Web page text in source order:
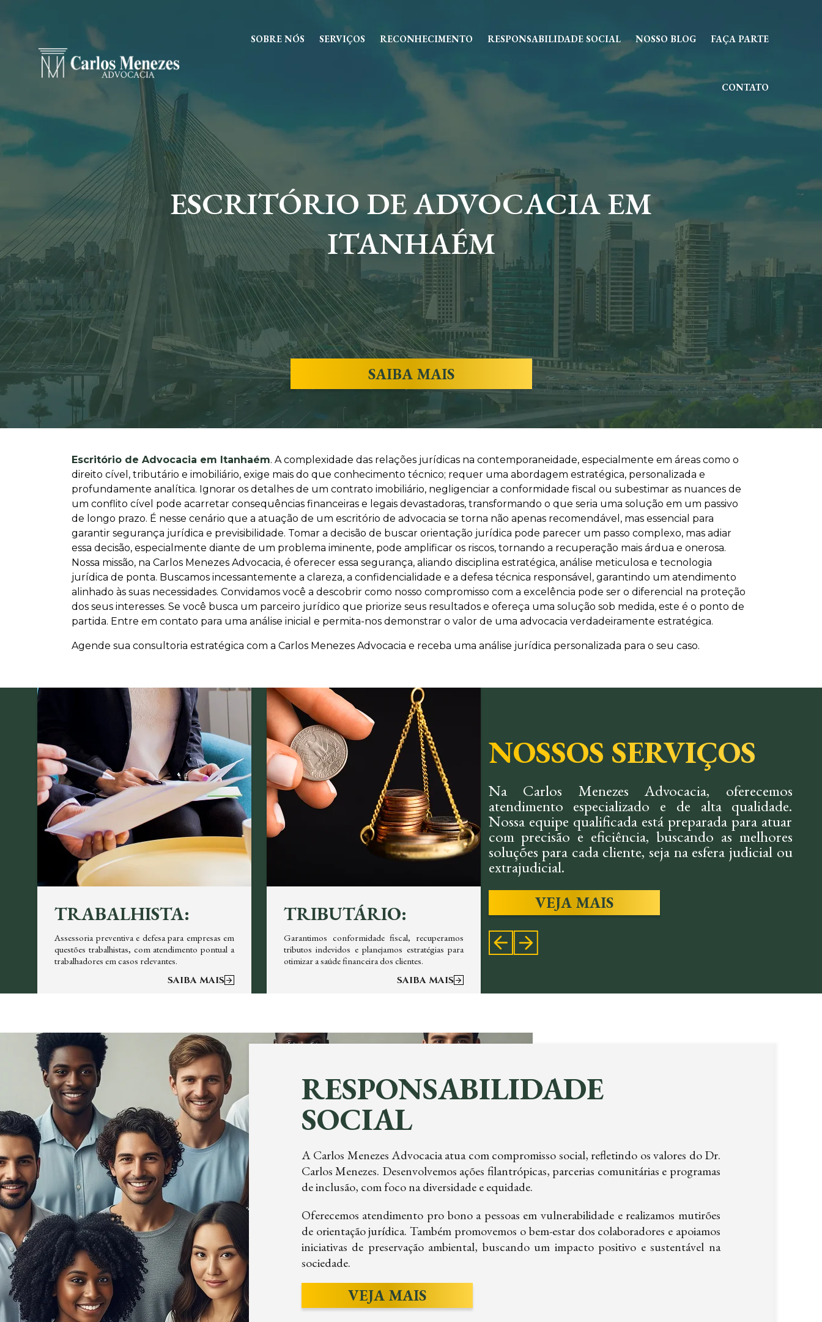
SOBRE NÓS SERVIÇOS RECONHECIMENTO RESPONSABILIDADE SOCIAL NOSSO BLOG FAÇA PARTE
CONTATO
ESCRITÓRIO DE ADVOCACIA EM
ITANHAÉM
SAIBA MAIS
Escritório de Advocacia em Itanhaém. A complexidade das relações jurídicas na contemporaneidade, especialmente em áreas como o
direito cível, tributário e imobiliário, exige mais do que conhecimento técnico; requer uma abordagem estratégica, personalizada e
profundamente analítica. Ignorar os detalhes de um contrato imobiliário, negligenciar a conformidade fiscal ou subestimar as nuances de
um conflito cível pode acarretar consequências financeiras e legais devastadoras, transformando o que seria uma solução em um passivo
de longo prazo. É nesse cenário que a atuação de um escritório de advocacia se torna não apenas recomendável, mas essencial para
garantir segurança jurídica e previsibilidade. Tomar a decisão de buscar orientação jurídica pode parecer um passo complexo, mas adiar
essa decisão, especialmente diante de um problema iminente, pode amplificar os riscos, tornando a recuperação mais árdua e onerosa.
Nossa missão, na Carlos Menezes Advocacia, é oferecer essa segurança, aliando disciplina estratégica, análise meticulosa e tecnologia
jurídica de ponta. Buscamos incessantemente a clareza, a confidencialidade e a defesa técnica responsável, garantindo um atendimento
alinhado às suas necessidades. Convidamos você a descobrir como nosso compromisso com a excelência pode ser o diferencial na proteção
dos seus interesses. Se você busca um parceiro jurídico que priorize seus resultados e ofereça uma solução sob medida, este é o ponto de
partida. Entre em contato para uma análise inicial e permita-nos demonstrar o valor de uma advocacia verdadeiramente estratégica.
Agende sua consultoria estratégica com a Carlos Menezes Advocacia e receba uma análise jurídica personalizada para o seu caso.
TRABALHISTA:
Assessoria preventiva e defesa para empresas em
questões trabalhistas, com atendimento pontual a
trabalhadores em casos relevantes.
SAIBA MAIS
TRIBUTÁRIO:
Garantimos conformidade fiscal, recuperamos
tributos indevidos e planejamos estratégias para
otimizar a saúde financeira dos clientes.
SAIBA MAIS
CIVIL:
Oferecemos soluções rápidas e eficazes em
contratos, indenizações e conflitos, sempre
NOSSOS SERVIÇOS
Na Carlos Menezes Advocacia, oferecemos
atendimento especializado e de alta qualidade.
Nossa equipe qualificada está preparada para atuar
com precisão e eficiência, buscando as melhores
soluções para cada cliente, seja na esfera judicial ou
extrajudicial.
VEJA MAIS
RESPONSABILIDADE
SOCIAL
A Carlos Menezes Advocacia atua com compromisso social, refletindo os valores do Dr.
Carlos Menezes. Desenvolvemos ações filantrópicas, parcerias comunitárias e programas
de inclusão, com foco na diversidade e equidade.
Oferecemos atendimento pro bono a pessoas em vulnerabilidade e realizamos mutirões
de orientação jurídica. Também promovemos o bem-estar dos colaboradores e apoiamos
iniciativas de preservação ambiental, buscando um impacto positivo e sustentável na
sociedade.
VEJA MAIS